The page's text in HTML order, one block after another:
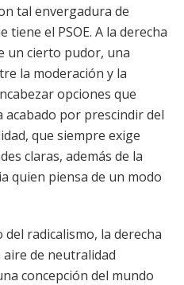
tal envergadura de
el PSOE. A la derecha
un cierto pudor, una
la moderación y la
opciones que
acabado por prescindir del
que siempre exige
claras, además de la
quien piensa de un modo
radicalismo, la derecha
de neutralidad
concepción del mundo